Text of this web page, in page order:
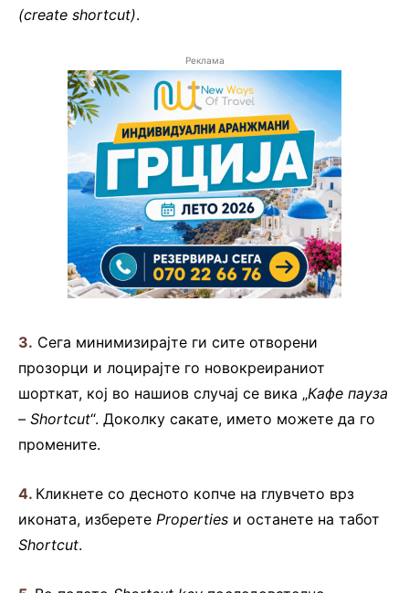
(create shortcut).
Реклама
3. Сега минимизирајте ги сите отворени
прозорци и лоцирајте го новокреираниот
шорткат, кој во нашиов случај се вика „Кафе пауза
– Shortcut“. Доколку сакате, името можете да го
промените.
4. Кликнете со десното копче на глувчето врз
иконата, изберете Properties и останете на табот
Shortcut.